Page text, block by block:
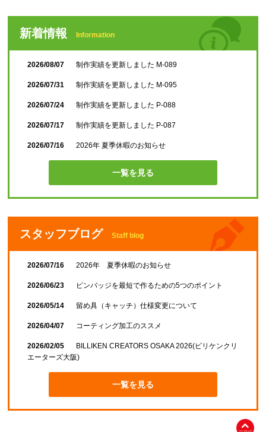
新着情報 Information
2026/08/07 制作実績を更新しました M-089
2026/07/31 制作実績を更新しました M-095
2026/07/24 制作実績を更新しました P-088
2026/07/17 制作実績を更新しました P-087
2026/07/16 2026年 夏季休暇のお知らせ
一覧を見る
スタッフブログ Staff blog
2026/07/16 2026年 夏季休暇のお知らせ
2026/06/23 ピンバッジを最短で作るための5つのポイント
2026/05/14 留め具（キャッチ）仕様変更について
2026/04/07 コーティング加工のススメ
2026/02/05
BILLIKEN CREATORS OSAKA 2026(ビリケンクリ
エーターズ大阪)
一覧を見る